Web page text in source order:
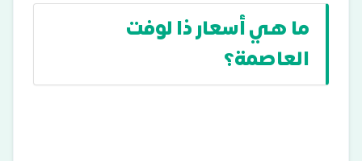
ما هي أسعار ذا لوفت
العاصمة؟